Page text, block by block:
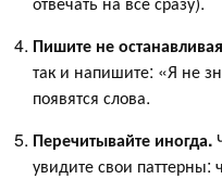
Пишите не
так и напишите: «Я не
появятся слова.
Перечитывайте иногда.
увидите свои паттерны: